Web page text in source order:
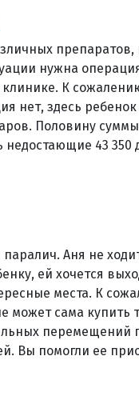
препаратов,
нужна
К
нет, здесь
Половину
43 350
Аня не
ей хочется
места. К
может сама купить
перемещений
Вы помогли ее